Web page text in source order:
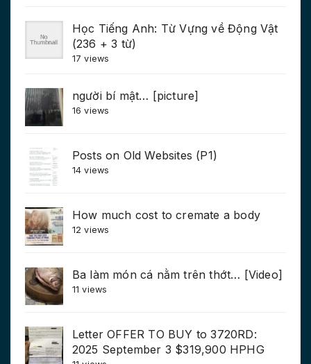
Học Tiếng Anh: Từ Vựng về Động Vật
(236 + 3 từ)
17 views
người bí mật… [picture]
16 views
Posts on Old Websites (P1)
14 views
How much cost to cremate a body
12 views
Ba làm món cá nằm trên thớt… [Video]
11 views
Letter OFFER TO BUY to 3720RD:
2025 September 3 $319,900 HPHG